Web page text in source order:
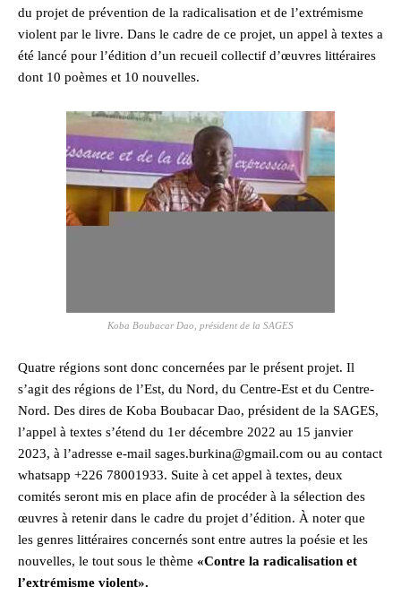
du projet de prévention de la radicalisation et de l’extrémisme
violent par le livre. Dans le cadre de ce projet, un appel à textes a
été lancé pour l’édition d’un recueil collectif d’œuvres littéraires
dont 10 poèmes et 10 nouvelles.
Koba Boubacar Dao, président de la SAGES
Quatre régions sont donc concernées par le présent projet. Il
s’agit des régions de l’Est, du Nord, du Centre-Est et du Centre-
Nord. Des dires de Koba Boubacar Dao, président de la SAGES,
l’appel à textes s’étend du 1er décembre 2022 au 15 janvier
2023, à l’adresse e-mail sages.burkina@gmail.com ou au contact
whatsapp +226 78001933. Suite à cet appel à textes, deux
comités seront mis en place afin de procéder à la sélection des
œuvres à retenir dans le cadre du projet d’édition. À noter que
les genres littéraires concernés sont entre autres la poésie et les
nouvelles, le tout sous le thème «Contre la radicalisation et
l’extrémisme violent».